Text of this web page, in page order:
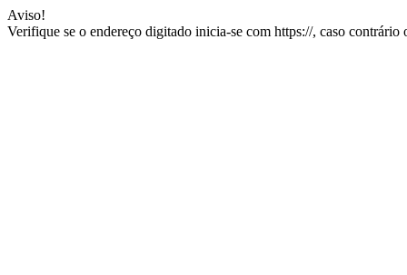
Aviso!
Verifique se o endereço digitado inicia-se com https://, caso contrário